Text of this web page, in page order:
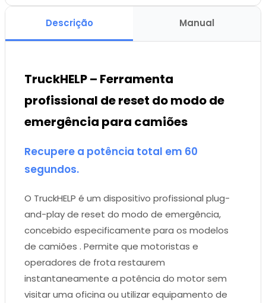
Descrição Manual
TruckHELP – Ferramenta
profissional de reset do modo de
emergência para camiões
Recupere a potência total em 60
segundos.
O TruckHELP é um dispositivo profissional plug-
and-play de reset do modo de emergência,
concebido especificamente para os modelos
de camiões . Permite que motoristas e
operadores de frota restaurem
instantaneamente a potência do motor sem
visitar uma oficina ou utilizar equipamento de